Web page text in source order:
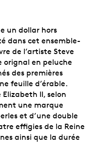
un dollar hors
dans cet ensemble-
de l’artiste Steve
orignal en peluche
des premières
feuille d’érable.
Elizabeth II, selon
une marque
et d’une double
effigies de la Reine
ainsi que la durée